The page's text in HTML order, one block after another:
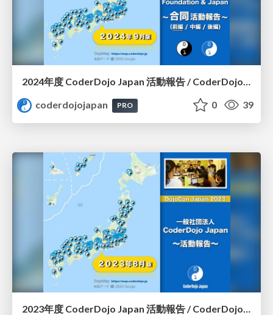
2024年度 CoderDojo Japan 活動報告 / CoderDojo Japan in 2024
coderdojojapan
PRO 0 39
2023年度 CoderDojo Japan 活動報告 / CoderDojo Japan in 2023